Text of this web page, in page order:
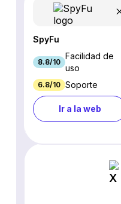
SpyFu
8.8/10
Facilidad de
uso
6.8/10 Soporte
Ir a la web